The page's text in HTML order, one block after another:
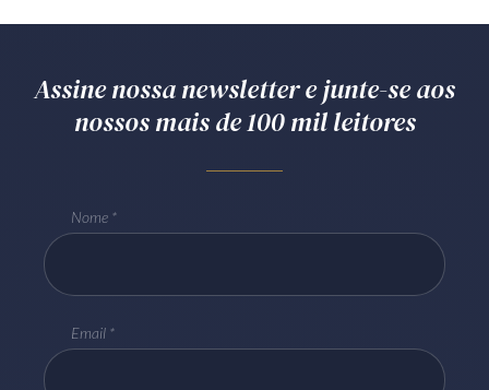
Assine nossa newsletter e junte-se aos
nossos mais de 100 mil leitores
Nome
Email